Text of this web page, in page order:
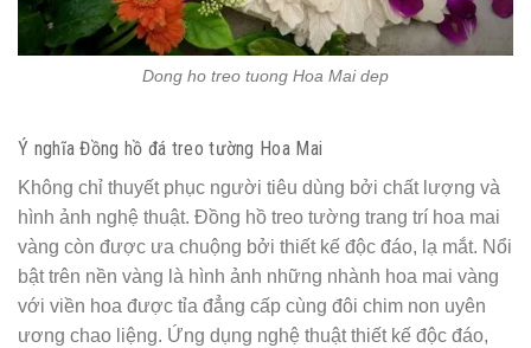
Dong ho treo tuong Hoa Mai dep
Ý nghĩa Đồng hồ đá treo tường Hoa Mai
Không chỉ thuyết phục người tiêu dùng bởi chất lượng và
hình ảnh nghệ thuật. Đồng hồ treo tường trang trí hoa mai
vàng còn được ưa chuộng bởi thiết kế độc đáo, lạ mắt. Nổi
bật trên nền vàng là hình ảnh những nhành hoa mai vàng
với viền hoa được tỉa đẳng cấp cùng đôi chim non uyên
ương chao liệng. Ứng dụng nghệ thuật thiết kế độc đáo,